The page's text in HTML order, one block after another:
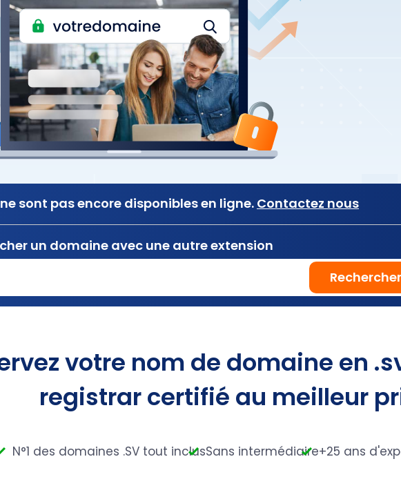
sont pas encore disponibles en ligne. Contactez nous
un domaine avec une autre extension
Rechercher
votre nom de domaine en
registrar certifié au meilleur
N°1 des domaines .SV tout inclusSans intermédiaire+25 ans